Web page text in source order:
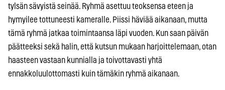
tylsän sävyistä seinää. Ryhmä asettuu teoksensa eteen ja
hymyilee tottuneesti kameralle. Piissi häviää aikanaan, mutta
tämä ryhmä jatkaa toimintaansa läpi vuoden. Kun saan päivän
päätteeksi sekä halin, että kutsun mukaan harjoittelemaan, otan
haasteen vastaan kunnialla ja toivottavasti yhtä
ennakkoluulottomasti kuin tämäkin ryhmä aikanaan.